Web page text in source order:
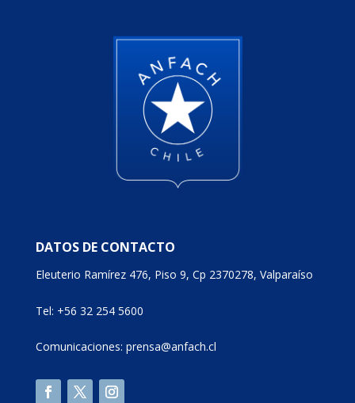
DATOS DE CONTACTO
Eleuterio Ramírez 476, Piso 9, Cp 2370278, Valparaíso
Tel: +56 32 254 5600
Comunicaciones: prensa@anfach.cl